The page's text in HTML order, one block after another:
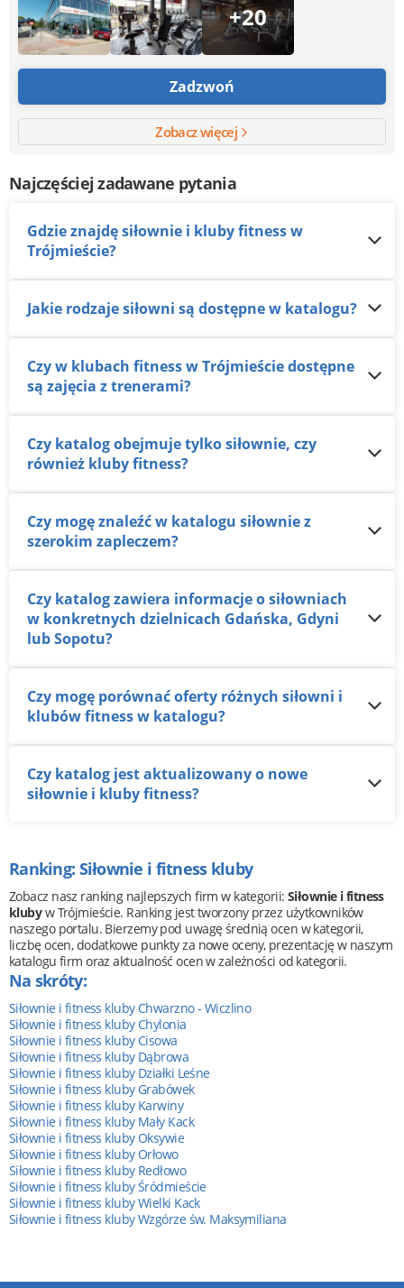
+20
Zadzwoń
Zobacz więcej
Najczęściej zadawane pytania
Gdzie znajdę siłownie i kluby fitness w
Trójmieście?
Jakie rodzaje siłowni są dostępne w katalogu?
Czy w klubach fitness w Trójmieście dostępne
są zajęcia z trenerami?
Czy katalog obejmuje tylko siłownie, czy
również kluby fitness?
Czy mogę znaleźć w katalogu siłownie z
szerokim zapleczem?
Czy katalog zawiera informacje o siłowniach
w konkretnych dzielnicach Gdańska, Gdyni
lub Sopotu?
Czy mogę porównać oferty różnych siłowni i
klubów fitness w katalogu?
Czy katalog jest aktualizowany o nowe
siłownie i kluby fitness?
Ranking: Siłownie i fitness kluby
Zobacz nasz ranking najlepszych firm w kategorii: Siłownie i fitness
klubyw Trójmieście. Ranking jest tworzony przez użytkowników
naszego portalu. Bierzemy pod uwagę średnią ocen w kategorii,
liczbę ocen, dodatkowe punkty za nowe oceny, prezentację w naszym
katalogu firm oraz aktualność ocen w zależności od kategorii.
Na skróty:
Siłownie i fitness kluby Chwarzno - Wiczlino
Siłownie i fitness kluby Chylonia
Siłownie i fitness kluby Cisowa
Siłownie i fitness kluby Dąbrowa
Siłownie i fitness kluby Działki Leśne
Siłownie i fitness kluby Grabówek
Siłownie i fitness kluby Karwiny
Siłownie i fitness kluby Mały Kack
Siłownie i fitness kluby Oksywie
Siłownie i fitness kluby Orłowo
Siłownie i fitness kluby Redłowo
Siłownie i fitness kluby Śródmieście
Siłownie i fitness kluby Wielki Kack
Siłownie i fitness kluby Wzgórze św. Maksymiliana